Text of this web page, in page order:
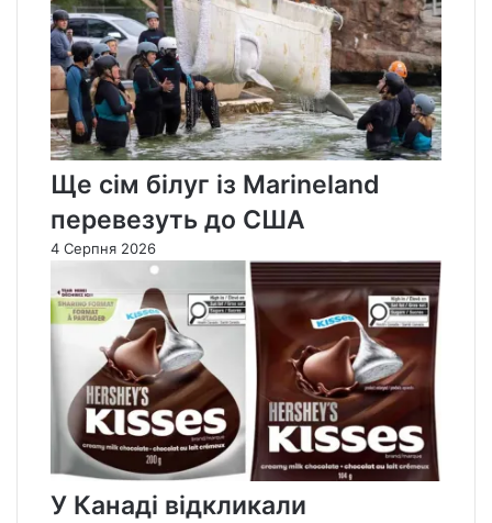
Ще сім білуг із Marineland
перевезуть до США
4 Серпня 2026
У Канаді відкликали